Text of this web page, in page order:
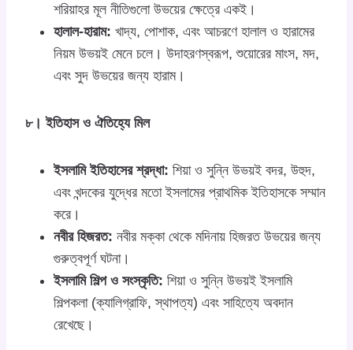
শরিয়াহর মূল নীতিগুলো উভয়ের ক্ষেত্রে একই।
হালাল-হারাম: খাদ্য, পোশাক, এবং আচরণে হালাল ও হারামের
নিয়ম উভয়ই মেনে চলে। উদাহরণস্বরূপ, শুয়োরের মাংস, মদ,
এবং সুদ উভয়ের জন্য হারাম।
৮। ইতিহাস ও ঐতিহ্যে মিল
ইসলামি ইতিহাসের শ্রদ্ধা: শিয়া ও সুন্নি উভয়ই বদর, উহুদ,
এবং খন্দকের যুদ্ধের মতো ইসলামের প্রাথমিক ইতিহাসকে সম্মান
করে।
নবীর হিজরত: নবীর মক্কা থেকে মদিনায় হিজরত উভয়ের জন্য
গুরুত্বপূর্ণ ঘটনা।
ইসলামি শিল্প ও সংস্কৃতি: শিয়া ও সুন্নি উভয়ই ইসলামি
শিল্পকলা (ক্যালিগ্রাফি, স্থাপত্য) এবং সাহিত্যে অবদান
রেখেছে।